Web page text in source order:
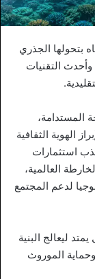
الانتباه بتحولها الجذري
التقنيات
المستدامة،
الهوية الثقافية
استثمارات
العالمية،
لدعم المجتمع
ليعالج البنية
وحماية الموروث